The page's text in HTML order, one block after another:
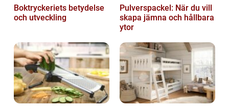
Boktryckeriets betydelse
och utveckling
Pulverspackel: När du vill
skapa jämna och hållbara
ytor